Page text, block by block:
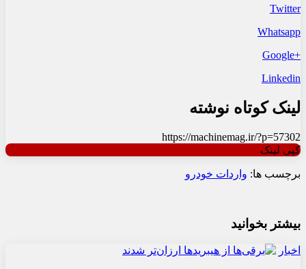
Twitter
Whatsapp
+Google
Linkedin
لینک کوتاه نوشته
https://machinemag.ir/?p=57302
کپی لینک
برچسب ها: واردات خودرو
بیشتر بخوانید
اخبار